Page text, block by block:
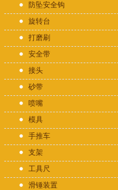
防坠安全钩
旋转台
打磨刷
安全带
接头
砂带
喷嘴
模具
手推车
支架
工具尺
滑锤装置